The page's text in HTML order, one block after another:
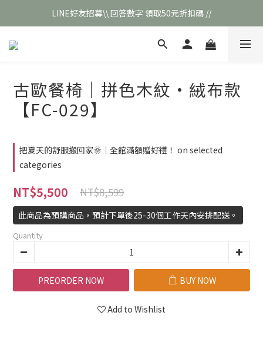
\\新會員註冊// 贈100元購物金❣️
LINE好友招募\\ 回答數字 領取50元折扣碼 //
\\新會員註冊// 贈100元購物金❣️
古歐餐椅｜拼色木紋·絨布款
【FC-029】
把夏天的舒服搬回家🌞｜全館滿額贈好禮！ on selected
categories
NT$5,500 NT$8,599
此商品為預購商品，預計下單後25-30個工作天內安排配送。
Quantity
PREORDER NOW BUY NOW
Add to Wishlist